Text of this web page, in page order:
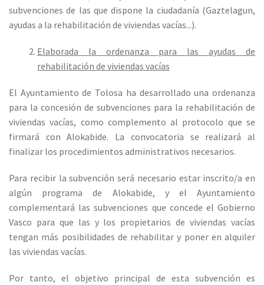
subvenciones de las que dispone la ciudadanía (Gaztelagun,
ayudas a la rehabilitación de viviendas vacías...).
Elaborada la ordenanza para las ayudas de
rehabilitación de viviendas vacías
El Ayuntamiento de Tolosa ha desarrollado una ordenanza
para la concesión de subvenciones para la rehabilitación de
viviendas vacías, como complemento al protocolo que se
firmará con Alokabide. La convocatoria se realizará al
finalizar los procedimientos administrativos necesarios.
Para recibir la subvención será necesario estar inscrito/a en
algún programa de Alokabide, y el Ayuntamiento
complementará las subvenciones que concede el Gobierno
Vasco para que las y los propietarios de viviendas vacías
tengan más posibilidades de rehabilitar y poner en alquiler
las viviendas vacías.
Por tanto, el objetivo principal de esta subvención es